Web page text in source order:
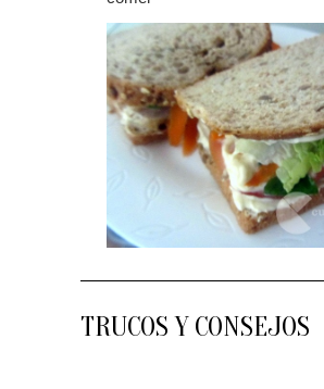
TRUCOS Y CONSEJOS